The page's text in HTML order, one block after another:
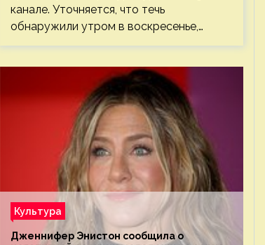
канале. Уточняется, что течь
обнаружили утром в воскресенье,…
Культура
Дженнифер Энистон сообщила о